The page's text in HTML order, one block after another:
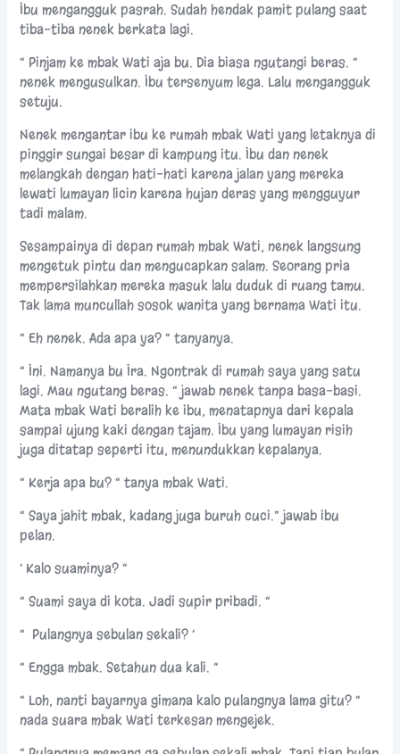
Ibu mengangguk pasrah. Sudah hendak pamit pulang saat
tiba-tiba nenek berkata lagi.
“ Pinjam ke mbak Wati aja bu. Dia biasa ngutangi beras. “
nenek mengusulkan. Ibu tersenyum lega. Lalu mengangguk
setuju.
Nenek mengantar ibu ke rumah mbak Wati yang letaknya di
pinggir sungai besar di kampung itu. Ibu dan nenek
melangkah dengan hati-hati karena jalan yang mereka
lewati lumayan licin karena hujan deras yang mengguyur
tadi malam.
Sesampainya di depan rumah mbak Wati, nenek langsung
mengetuk pintu dan mengucapkan salam. Seorang pria
mempersilahkan mereka masuk lalu duduk di ruang tamu.
Tak lama muncullah sosok wanita yang bernama Wati itu.
“ Eh nenek. Ada apa ya? “ tanyanya.
“ Ini. Namanya bu Ira. Ngontrak di rumah saya yang satu
lagi. Mau ngutang beras. “ jawab nenek tanpa basa-basi.
Mata mbak Wati beralih ke ibu, menatapnya dari kepala
sampai ujung kaki dengan tajam. Ibu yang lumayan risih
juga ditatap seperti itu, menundukkan kepalanya.
“ Kerja apa bu? “ tanya mbak Wati.
“ Saya jahit mbak, kadang juga buruh cuci.” jawab ibu
pelan.
‘ Kalo suaminya? “
“ Suami saya di kota. Jadi supir pribadi. “
“ Pulangnya sebulan sekali? ‘
“ Engga mbak. Setahun dua kali. “
“ Loh, nanti bayarnya gimana kalo pulangnya lama gitu? “
nada suara mbak Wati terkesan mengejek.